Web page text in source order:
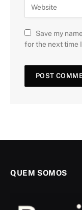
Save my
for the next time
QUEM SOMOS